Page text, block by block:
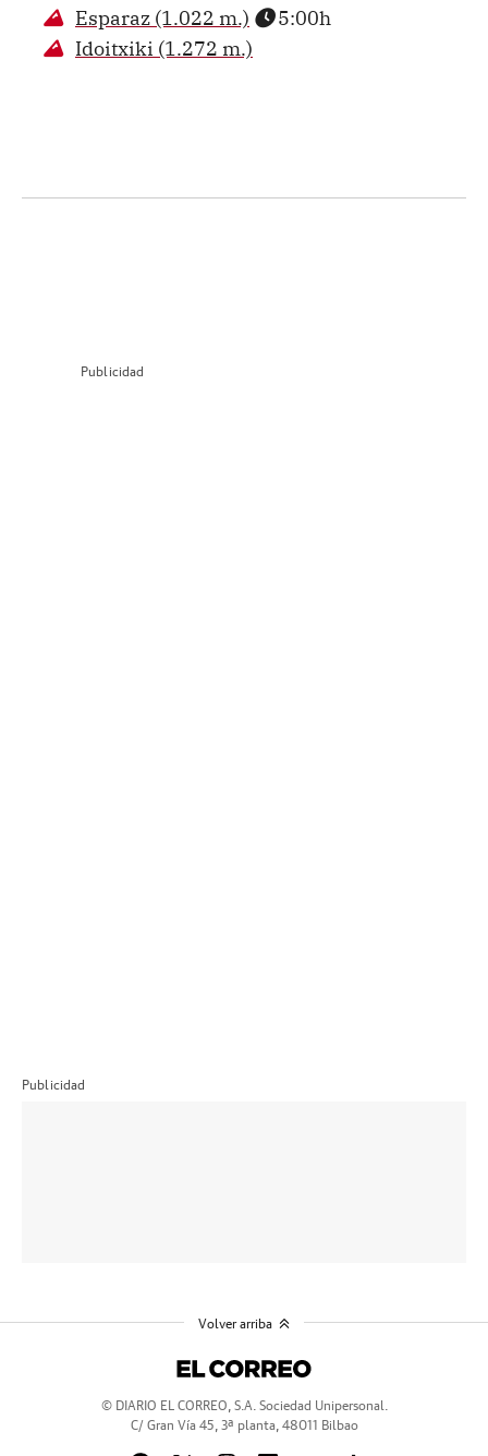
Esparaz (1.022 m.)
5:00h
Idoitxiki (1.272 m.)
Publicidad
Publicidad
© DIARIO EL CORREO, S.A. Sociedad Unipersonal.
C/ Gran Vía 45, 3ª planta, 48011 Bilbao
Volver arriba